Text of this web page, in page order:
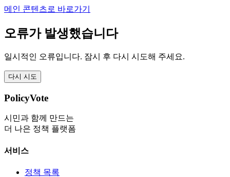
메인 콘텐츠로 바로가기
오류가 발생했습니다
일시적인 오류입니다. 잠시 후 다시 시도해 주세요.
다시 시도
PolicyVote
시민과 함께 만드는
더 나은 정책 플랫폼
서비스
정책 목록